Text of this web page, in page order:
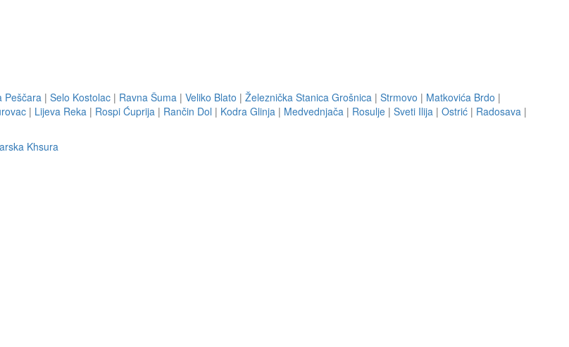
Peščara | Selo Kostolac | Ravna Šuma | Veliko Blato | Železnička Stanica Grošnica | Strmovo | Matkovića Brdo |
| Lijeva Reka | Rospi Ćuprija | Rančin Dol | Kodra Glinja | Medvednjača | Rosulje | Sveti Ilija | Ostrić | Radosava |
Khsura